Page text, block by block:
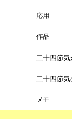
応用
作品
二十四節
二十四節気
メモ